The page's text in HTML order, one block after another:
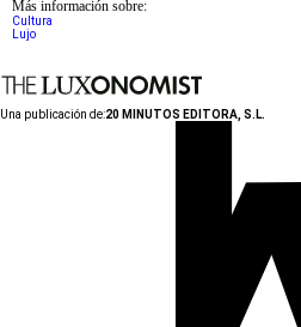
Más información sobre:
Cultura
Lujo
Una publicación de:20 MINUTOS EDITORA, S.L.